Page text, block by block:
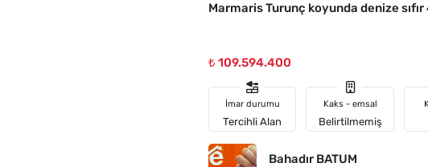
Marmaris Turunç koyunda denize
₺ 109.594.400
İmar durumu
Tercihli Alan
Kaks - emsal
Belirtilmemiş
Bahadır BATUM